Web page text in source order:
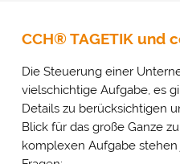
CCH® TAGETIK und
Die Steuerung einer
vielschichtige Aufgabe, es
Details zu berücksichtigen
Blick für das große Ganze
komplexen Aufgabe